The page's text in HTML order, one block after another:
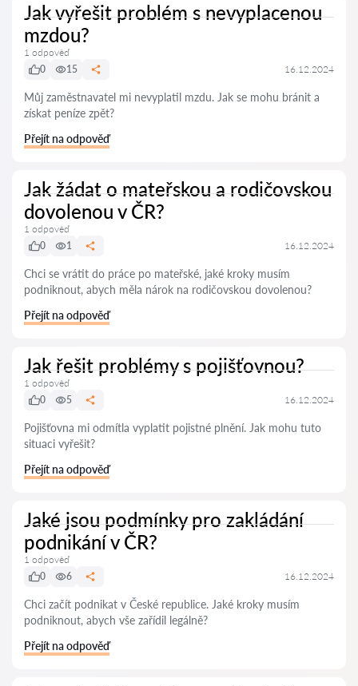
Jak vyřešit problém s nevyplacenou
mzdou?
1 odpověď
0
15 16.12.2024
Můj zaměstnavatel mi nevyplatil mzdu. Jak se mohu bránit a
získat peníze zpět?
Přejít na odpověď
Jak žádat o mateřskou a rodičovskou
dovolenou v ČR?
1 odpověď
0
1 16.12.2024
Chci se vrátit do práce po mateřské, jaké kroky musím
podniknout, abych měla nárok na rodičovskou dovolenou?
Přejít na odpověď
Jak řešit problémy s pojišťovnou?
1 odpověď
0
5 16.12.2024
Pojišťovna mi odmítla vyplatit pojistné plnění. Jak mohu tuto
situaci vyřešit?
Přejít na odpověď
Jaké jsou podmínky pro zakládání
podnikání v ČR?
1 odpověď
0
6 16.12.2024
Chci začít podnikat v České republice. Jaké kroky musím
podniknout, abych vše zařídil legálně?
Přejít na odpověď